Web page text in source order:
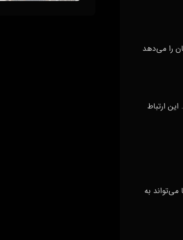
را می‌دهد
ارتباط
به